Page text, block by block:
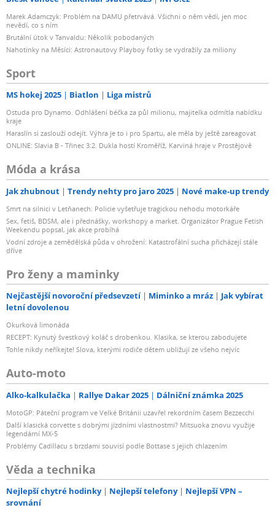
Marek Adamczyk: Problém na DAMU přetrvává. Všichni o něm vědí, jen moc
nevědí, co s ním
Brutální útok v Tanvaldu: Několik pobodaných
Nahotinky na Měsíci: Astronautovy Playboy fotky se vydražily za miliony
Sport
MS hokej 2025 Biatlon Liga mistrů
Ostuda pro Dynamo. Odhlášení béčka za půl milionu, majitelka odmítla nabídku
kraje
Haraslín si zaslouží odejít. Výhra je to i pro Spartu, ale měla by ještě zareagovat
ONLINE: Slavia B - Třinec 3:2. Dukla hostí Kroměříž, Karviná hraje v Prostějově
Móda a krása
Jak zhubnout Trendy nehty pro jaro 2025 Nové make-up trendy
Smrt na silnici v Letňanech: Policie vyšetřuje tragickou nehodu motorkáře
Sex, fetiš, BDSM, ale i přednášky, workshopy a market. Organizátor Prague Fetish
Weekendu popsal, jak akce probíhá
Vodní zdroje a zemědělská půda v ohrožení: Katastrofální sucha přicházejí stále
dříve
Pro ženy a maminky
Nejčastější novoroční předsevzetí Miminko a mráz
Jak vybírat
letní dovolenou
Okurková limonáda
RECEPT: Kynutý švestkový koláč s drobenkou. Klasika, se kterou zabodujete
Tohle nikdy neříkejte! Slova, kterými rodiče dětem ubližují ze všeho nejvíc
Auto-moto
Alko-kalkulačka Rallye Dakar 2025 Dálniční známka 2025
MotoGP: Páteční program ve Velké Británii uzavřel rekordním časem Bezzecchi
Další klasická corvette s dobrými jízdními vlastnostmi? Mitsuoka znovu využije
legendární MX-5
Problémy Cadillacu s brzdami souvisí podle Bottase s jejich chlazením
Věda a technika
Nejlepší chytré hodinky Nejlepší telefony
Nejlepší VPN –
srovnání